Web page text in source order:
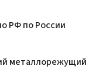
РФ по России
металлорежущий